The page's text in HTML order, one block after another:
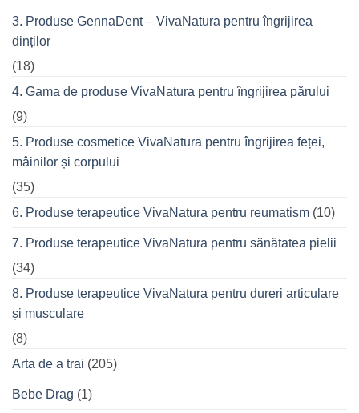
în
oraș
3. Produse GennaDent – VivaNatura pentru îngrijirea
dinților
(18)
4. Gama de produse VivaNatura pentru îngrijirea părului
(9)
5. Produse cosmetice VivaNatura pentru îngrijirea feței,
mâinilor și corpului
(35)
6. Produse terapeutice VivaNatura pentru reumatism (10)
7. Produse terapeutice VivaNatura pentru sănătatea pielii
(34)
8. Produse terapeutice VivaNatura pentru dureri articulare
și musculare
(8)
Arta de a trai (205)
Bebe Drag (1)